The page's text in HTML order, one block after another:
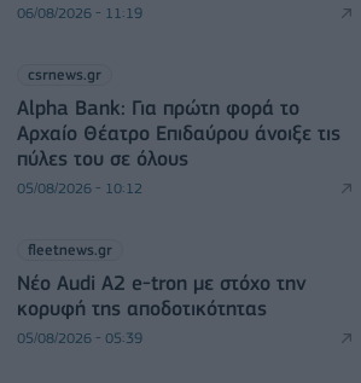
06/08/2026 - 11:19
csrnews.gr
Alpha Bank: Για πρώτη φορά το
Αρχαίο Θέατρο Επιδαύρου άνοιξε τις
πύλες του σε όλους
05/08/2026 - 10:12
fleetnews.gr
Νέο Audi A2 e-tron με στόχο την
κορυφή της αποδοτικότητας
05/08/2026 - 05:39